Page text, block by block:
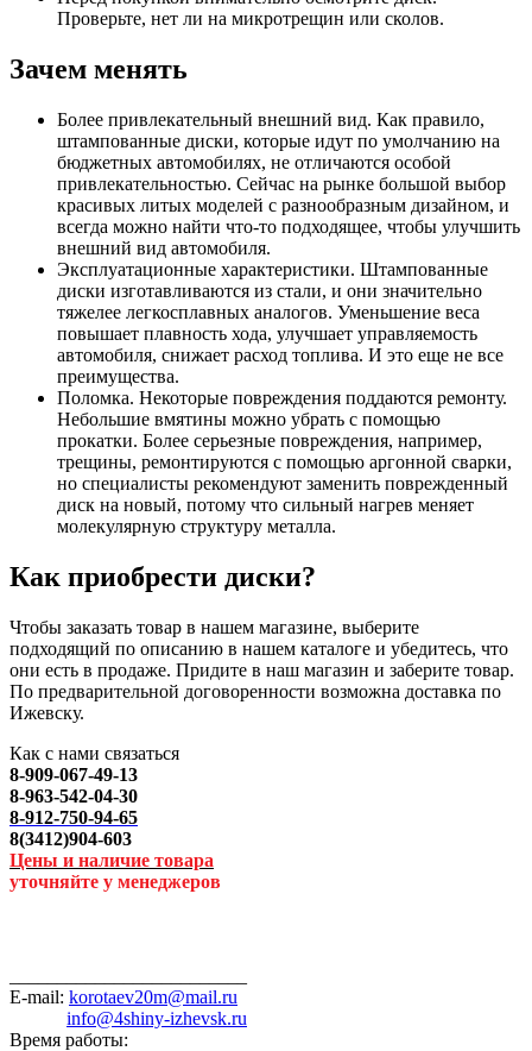
Проверьте, нет ли на микротрещин или сколов.
Зачем менять
Более привлекательный внешний вид. Как правило,
штампованные диски, которые идут по умолчанию на
бюджетных автомобилях, не отличаются особой
привлекательностью. Сейчас на рынке большой выбор
красивых литых моделей с разнообразным дизайном, и
всегда можно найти что-то подходящее, чтобы улучшить
внешний вид автомобиля.
Эксплуатационные характеристики. Штампованные
диски изготавливаются из стали, и они значительно
тяжелее легкосплавных аналогов. Уменьшение веса
повышает плавность хода, улучшает управляемость
автомобиля, снижает расход топлива. И это еще не все
преимущества.
Поломка. Некоторые повреждения поддаются ремонту.
Небольшие вмятины можно убрать с помощью
прокатки. Более серьезные повреждения, например,
трещины, ремонтируются с помощью аргонной сварки,
но специалисты рекомендуют заменить поврежденный
диск на новый, потому что сильный нагрев меняет
молекулярную структуру металла.
Как приобрести диски?
Чтобы заказать товар в нашем магазине, выберите
подходящий по описанию в нашем каталоге и убедитесь, что
они есть в продаже. Придите в наш магазин и заберите товар.
По предварительной договоренности возможна доставка по
Ижевску.
Как с нами связаться
8-909-067-49-13
8-963-542-04-30
8-912-750-94-65
8(3412)904-603
Цены и наличие товара
уточняйте у менеджеров
E-mail: korotaev20m@mail.ru
info@4shiny-izhevsk.ru
Время работы: